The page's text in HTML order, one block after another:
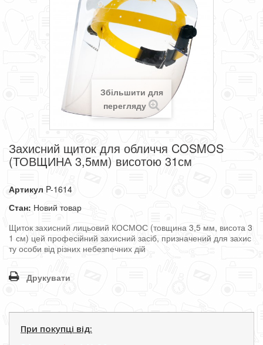
Збільшити для
перегляду
Захисний щиток для обличчя COSMOS
(ТОВЩИНА 3,5мм) висотою 31см
Артикул P-1614
Стан: Новий товар
Щиток захисний лицьовий КОСМОС (товщина 3,5 мм, висота 3
1 см) цей професійний захисний засіб, призначений для захис
ту особи від різних небезпечних дій
Друкувати
При покупці від: